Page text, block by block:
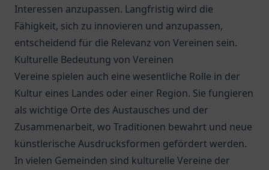
Interessen anzupassen. Langfristig wird die
Fähigkeit, sich zu innovieren und anzupassen,
entscheidend für die Relevanz von Vereinen sein.
Kulturelle Bedeutung von Vereinen
Vereine spielen auch eine wesentliche Rolle in der
Kultur eines Landes oder einer Region. Sie fungieren
als wichtige Orte des Austausches und der
Zusammenarbeit, wo Traditionen bewahrt und neue
künstlerische Ausdrucksformen gefördert werden.
In vielen Gemeinden sind kulturelle Vereine der